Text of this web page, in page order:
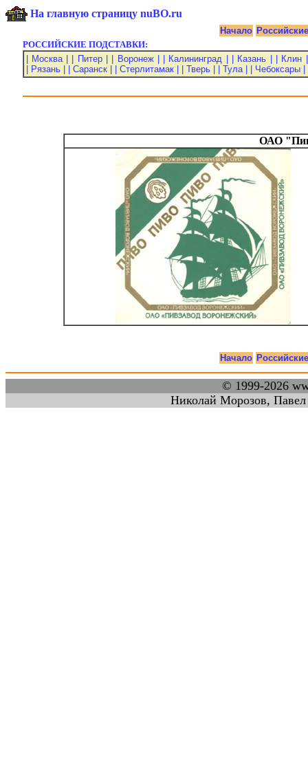
На главную страницу nuBO.ru
Начало Российские
РОССИЙСКИЕ ПОДСТАВКИ:
| Москва |
| Питер | | Воронеж | | Калининград | | Казань |
| Клин |
| Рязань |
| Саранск | | Стерлитамак | | Тверь | | Тула | | Чебоксары |
ОАО
Начало Российские
© 1999-2026
Николай Морозов,